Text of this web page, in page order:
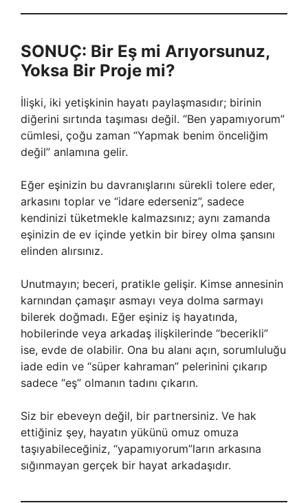
SONUÇ: Bir Eş mi Arıyorsunuz,
Yoksa Bir Proje mi?
İlişki, iki yetişkinin hayatı paylaşmasıdır; birinin
diğerini sırtında taşıması değil. “Ben yapamıyorum”
cümlesi, çoğu zaman “Yapmak benim önceliğim
değil” anlamına gelir.
Eğer eşinizin bu davranışlarını sürekli tolere eder,
arkasını toplar ve “idare ederseniz”, sadece
kendinizi tüketmekle kalmazsınız; aynı zamanda
eşinizin de ev içinde yetkin bir birey olma şansını
elinden alırsınız.
Unutmayın; beceri, pratikle gelişir. Kimse annesinin
karnından çamaşır asmayı veya dolma sarmayı
bilerek doğmadı. Eğer eşiniz iş hayatında,
hobilerinde veya arkadaş ilişkilerinde “becerikli”
ise, evde de olabilir. Ona bu alanı açın, sorumluluğu
iade edin ve “süper kahraman” pelerinini çıkarıp
sadece “eş” olmanın tadını çıkarın.
Siz bir ebeveyn değil, bir partnersiniz. Ve hak
ettiğiniz şey, hayatın yükünü omuz omuza
taşıyabileceğiniz, “yapamıyorum”ların arkasına
sığınmayan gerçek bir hayat arkadaşıdır.